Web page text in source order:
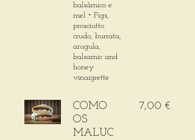
balsâmico e
mel・Figs,
prosciutto
crudo, burrata,
arugula,
balsamic and
honey
vinaigrette
COMO
OS
MALUC
7,00 €